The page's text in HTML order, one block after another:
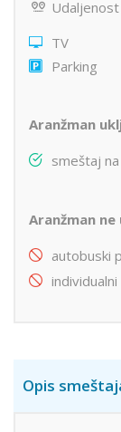
TV
Parking
Aranžman
smeštaj
Aranžman ne
autobuski
Opis